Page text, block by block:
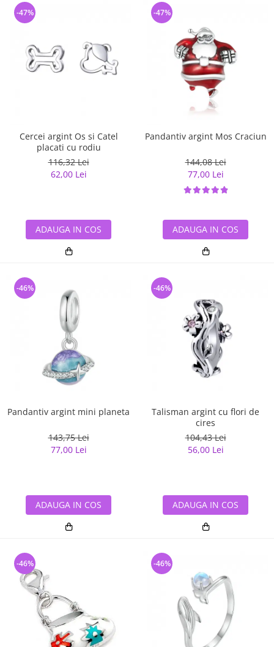
Cercei argint Os si Catel
placati cu rodiu
116,32 Lei
62,00 Lei
-47%
ADAUGA IN COS
Pandantiv argint Mos Craciun
144,08 Lei
77,00 Lei
-47%
ADAUGA IN COS
Pandantiv argint mini planeta
143,75 Lei
77,00 Lei
-46%
ADAUGA IN COS
Talisman argint cu flori de
cires
104,43 Lei
56,00 Lei
-46%
ADAUGA IN COS
-46% -46%